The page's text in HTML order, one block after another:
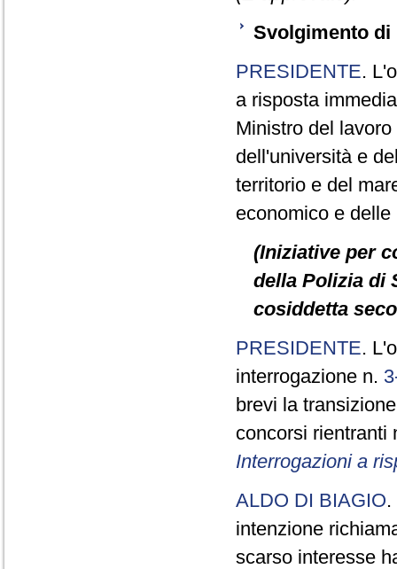
Svolgimento
PRESIDENTE.
a risposta
Ministro del
dell'università e
territorio e del
economico e
(Iniziative per
della Polizia di
cosiddetta
PRESIDENTE.
interrogazione n.
brevi la
concorsi
Interrogazioni a
ALDO DI BIAGIO
intenzione
scarso interesse